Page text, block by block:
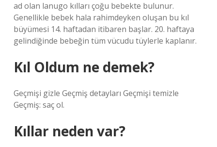
ad olan lanugo kılları çoğu bebekte bulunur.
Genellikle bebek hala rahimdeyken oluşan bu kıl
büyümesi 14. haftadan itibaren başlar. 20. haftaya
gelindiğinde bebeğin tüm vücudu tüylerle kaplanır.
Kıl Oldum ne demek?
Geçmişi gizle Geçmiş detayları Geçmişi temizle
Geçmiş: saç ol.
Kıllar neden var?